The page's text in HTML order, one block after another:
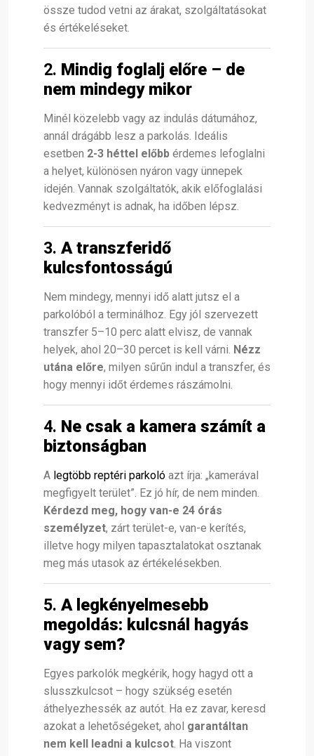
össze tudod vetni az árakat, szolgáltatásokat
és értékeléseket.
2. Mindig foglalj előre – de
nem mindegy mikor
Minél közelebb vagy az indulás dátumához,
annál drágább lesz a parkolás. Ideális
esetben 2-3 héttel előbb érdemes lefoglalni
a helyet, különösen nyáron vagy ünnepek
idején. Vannak szolgáltatók, akik előfoglalási
kedvezményt is adnak, ha időben lépsz.
3. A transzferidő
kulcsfontosságú
Nem mindegy, mennyi idő alatt jutsz el a
parkolóból a terminálhoz. Egy jól szervezett
transzfer 5–10 perc alatt elvisz, de vannak
helyek, ahol 20–30 percet is kell várni. Nézz
utána előre, milyen sűrűn indul a transzfer, és
hogy mennyi időt érdemes rászámolni.
4. Ne csak a kamera számít a
biztonságban
A legtöbb reptéri parkoló azt írja: „kamerával
megfigyelt terület”. Ez jó hír, de nem minden.
Kérdezd meg, hogy van-e 24 órás
személyzet, zárt terület-e, van-e kerítés,
illetve hogy milyen tapasztalatokat osztanak
meg más utasok az értékelésekben.
5. A legkényelmesebb
megoldás: kulcsnál hagyás
vagy sem?
Egyes parkolók megkérik, hogy hagyd ott a
slusszkulcsot – hogy szükség esetén
áthelyezhessék az autót. Ha ez zavar, keresd
azokat a lehetőségeket, ahol garantáltan
nem kell leadni a kulcsot . Ha viszont